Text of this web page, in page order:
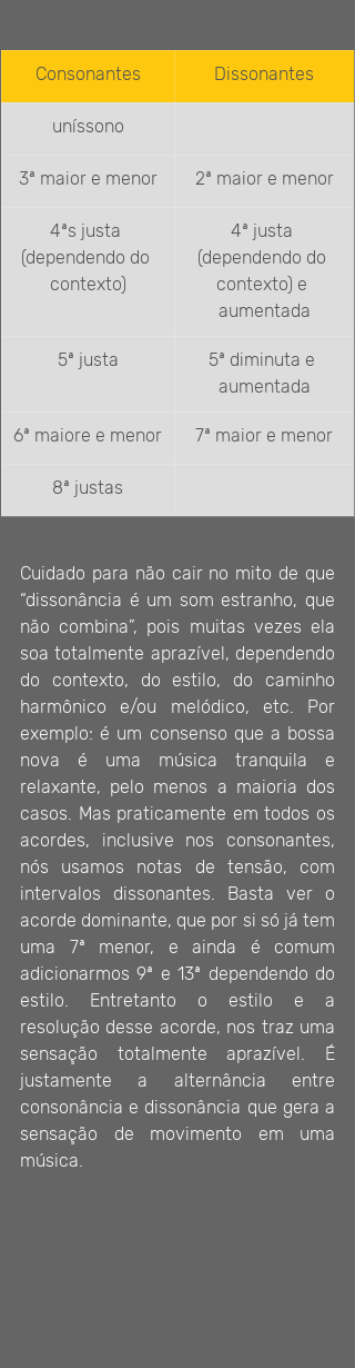
Consonantes Dissonantes
uníssono
3ª maior e menor 2ª maior e menor
4ªs justa
(dependendo do
contexto)
4ª justa
(dependendo do
contexto) e
aumentada
5ª justa
5ª diminuta e
aumentada
6ª maiore e menor 7ª maior e menor
8ª justas
Cuidado para não cair no mito de que
“dissonância é um som estranho, que
não combina”, pois muitas vezes ela
soa totalmente aprazível, dependendo
do contexto, do estilo, do caminho
harmônico e/ou melódico, etc. Por
exemplo: é um consenso que a bossa
nova é uma música tranquila e
relaxante, pelo menos a maioria dos
casos. Mas praticamente em todos os
acordes, inclusive nos consonantes,
nós usamos notas de tensão, com
intervalos dissonantes. Basta ver o
acorde dominante, que por si só já tem
uma 7ª menor, e ainda é comum
adicionarmos 9ª e 13ª dependendo do
estilo. Entretanto o estilo e a
resolução desse acorde, nos traz uma
sensação totalmente aprazível. É
justamente a alternância entre
consonância e dissonância que gera a
sensação de movimento em uma
música.